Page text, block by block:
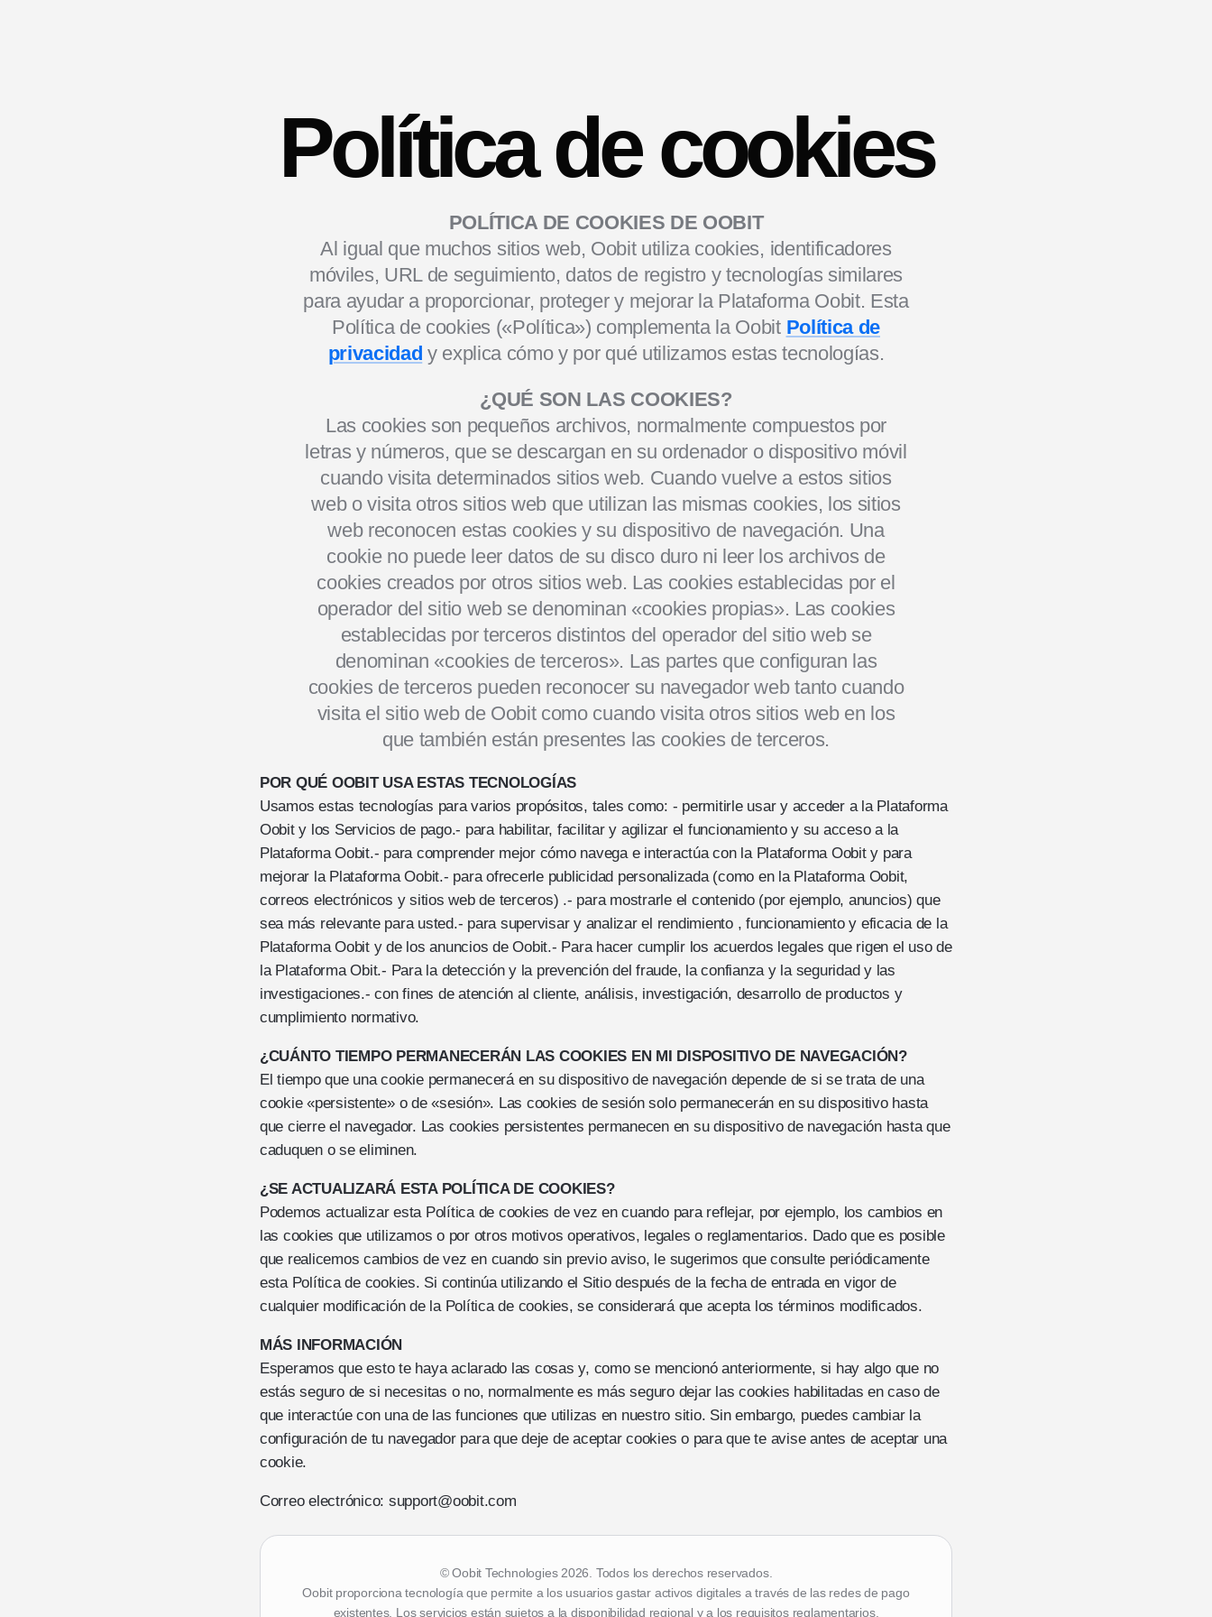
Política de cookies
POLÍTICA DE COOKIES DE OOBIT
‍Al igual que muchos sitios web, Oobit utiliza cookies, identificadores
móviles, URL de seguimiento, datos de registro y tecnologías similares
para ayudar a proporcionar, proteger y mejorar la Plataforma Oobit. Esta
Política de cookies («Política») complementa la Oobit Política de
privacidad y explica cómo y por qué utilizamos estas tecnologías.
¿QUÉ SON LAS COOKIES?
‍Las cookies son pequeños archivos, normalmente compuestos por
letras y números, que se descargan en su ordenador o dispositivo móvil
cuando visita determinados sitios web. Cuando vuelve a estos sitios
web o visita otros sitios web que utilizan las mismas cookies, los sitios
web reconocen estas cookies y su dispositivo de navegación. Una
cookie no puede leer datos de su disco duro ni leer los archivos de
cookies creados por otros sitios web. Las cookies establecidas por el
operador del sitio web se denominan «cookies propias». Las cookies
establecidas por terceros distintos del operador del sitio web se
denominan «cookies de terceros». Las partes que configuran las
cookies de terceros pueden reconocer su navegador web tanto cuando
visita el sitio web de Oobit como cuando visita otros sitios web en los
que también están presentes las cookies de terceros.
POR QUÉ OOBIT USA ESTAS TECNOLOGÍAS
‍Usamos estas tecnologías para varios propósitos, tales como: - permitirle usar y acceder a la Plataforma
Oobit y los Servicios de pago.- para habilitar, facilitar y agilizar el funcionamiento y su acceso a la
Plataforma Oobit.- para comprender mejor cómo navega e interactúa con la Plataforma Oobit y para
mejorar la Plataforma Oobit.- para ofrecerle publicidad personalizada (como en la Plataforma Oobit,
correos electrónicos y sitios web de terceros) .- para mostrarle el contenido (por ejemplo, anuncios) que
sea más relevante para usted.- para supervisar y analizar el rendimiento , funcionamiento y eficacia de la
Plataforma Oobit y de los anuncios de Oobit.- Para hacer cumplir los acuerdos legales que rigen el uso de
la Plataforma Obit.- Para la detección y la prevención del fraude, la confianza y la seguridad y las
investigaciones.- con fines de atención al cliente, análisis, investigación, desarrollo de productos y
cumplimiento normativo.
¿CUÁNTO TIEMPO PERMANECERÁN LAS COOKIES EN MI DISPOSITIVO DE NAVEGACIÓN?
‍El tiempo que una cookie permanecerá en su dispositivo de navegación depende de si se trata de una
cookie «persistente» o de «sesión». Las cookies de sesión solo permanecerán en su dispositivo hasta
que cierre el navegador. Las cookies persistentes permanecen en su dispositivo de navegación hasta que
caduquen o se eliminen.
¿SE ACTUALIZARÁ ESTA POLÍTICA DE COOKIES?
‍Podemos actualizar esta Política de cookies de vez en cuando para reflejar, por ejemplo, los cambios en
las cookies que utilizamos o por otros motivos operativos, legales o reglamentarios. Dado que es posible
que realicemos cambios de vez en cuando sin previo aviso, le sugerimos que consulte periódicamente
esta Política de cookies. Si continúa utilizando el Sitio después de la fecha de entrada en vigor de
cualquier modificación de la Política de cookies, se considerará que acepta los términos modificados.
MÁS INFORMACIÓN
‍Esperamos que esto te haya aclarado las cosas y, como se mencionó anteriormente, si hay algo que no
estás seguro de si necesitas o no, normalmente es más seguro dejar las cookies habilitadas en caso de
que interactúe con una de las funciones que utilizas en nuestro sitio. Sin embargo, puedes cambiar la
configuración de tu navegador para que deje de aceptar cookies o para que te avise antes de aceptar una
cookie.
Correo electrónico: support@oobit.com
© Oobit Technologies 2026. Todos los derechos reservados.
Oobit proporciona tecnología que permite a los usuarios gastar activos digitales a través de las redes de pago
existentes. Los servicios están sujetos a la disponibilidad regional y a los requisitos reglamentarios.